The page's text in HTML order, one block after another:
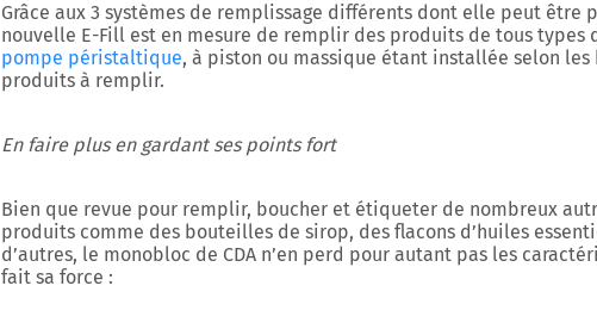
Grâce aux 3 systèmes de remplissage différents dont elle peut être
nouvelle E-Fill est en mesure de remplir des produits de tous types
pompe péristaltique, à piston ou massique étant installée selon les
produits à remplir.
En faire plus en gardant ses points fort
Bien que revue pour remplir, boucher et étiqueter de nombreux
produits comme des bouteilles de sirop, des flacons d’huiles
d’autres, le monobloc de CDA n’en perd pour autant pas les
fait sa force :